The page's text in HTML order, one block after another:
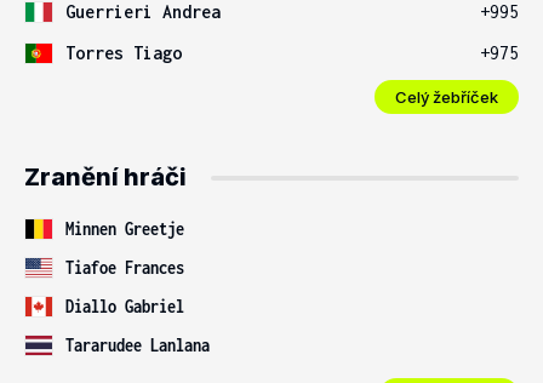
Guerrieri Andrea
+995
Torres Tiago
+975
Celý žebříček
Zranění hráči
Minnen Greetje
Tiafoe Frances
Diallo Gabriel
Tararudee Lanlana